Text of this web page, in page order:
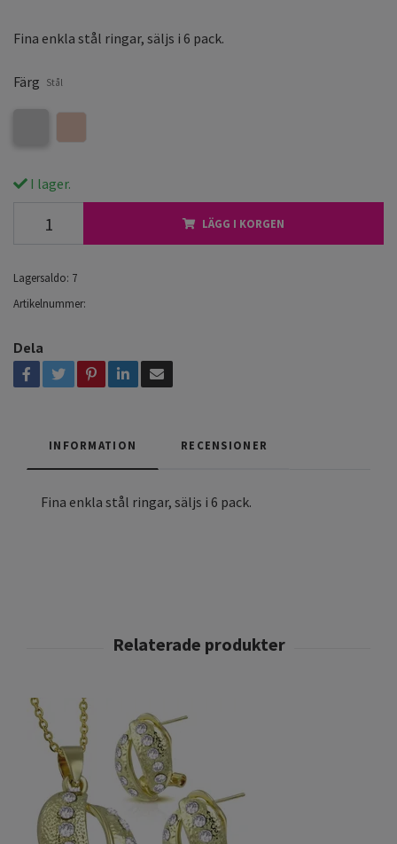
Fina enkla stål ringar, säljs i 6 pack.
Färg Stål
I lager.
LÄGG I KORGEN
Lagersaldo: 7
Artikelnummer:
Dela
INFORMATION RECENSIONER
Fina enkla stål ringar, säljs i 6 pack.